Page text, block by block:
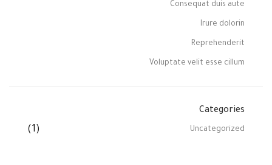
Consequat duis aute
Irure dolorin
Reprehenderit
Voluptate velit esse cillum
Categories
Uncategorized
(1)